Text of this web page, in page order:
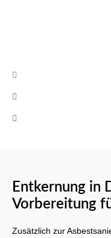
Entkernung in
Vorbereitung
Zusätzlich zur